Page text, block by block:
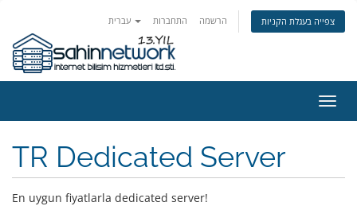
התחברות הרשמה צפייה בעגלת הקניות
ניווט
TR Dedicated Server
En uygun fiyatlarla dedicated server!